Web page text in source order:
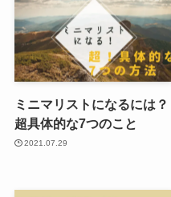
ミニマリストになるには？
超具体的な7つのこと
2021.07.29